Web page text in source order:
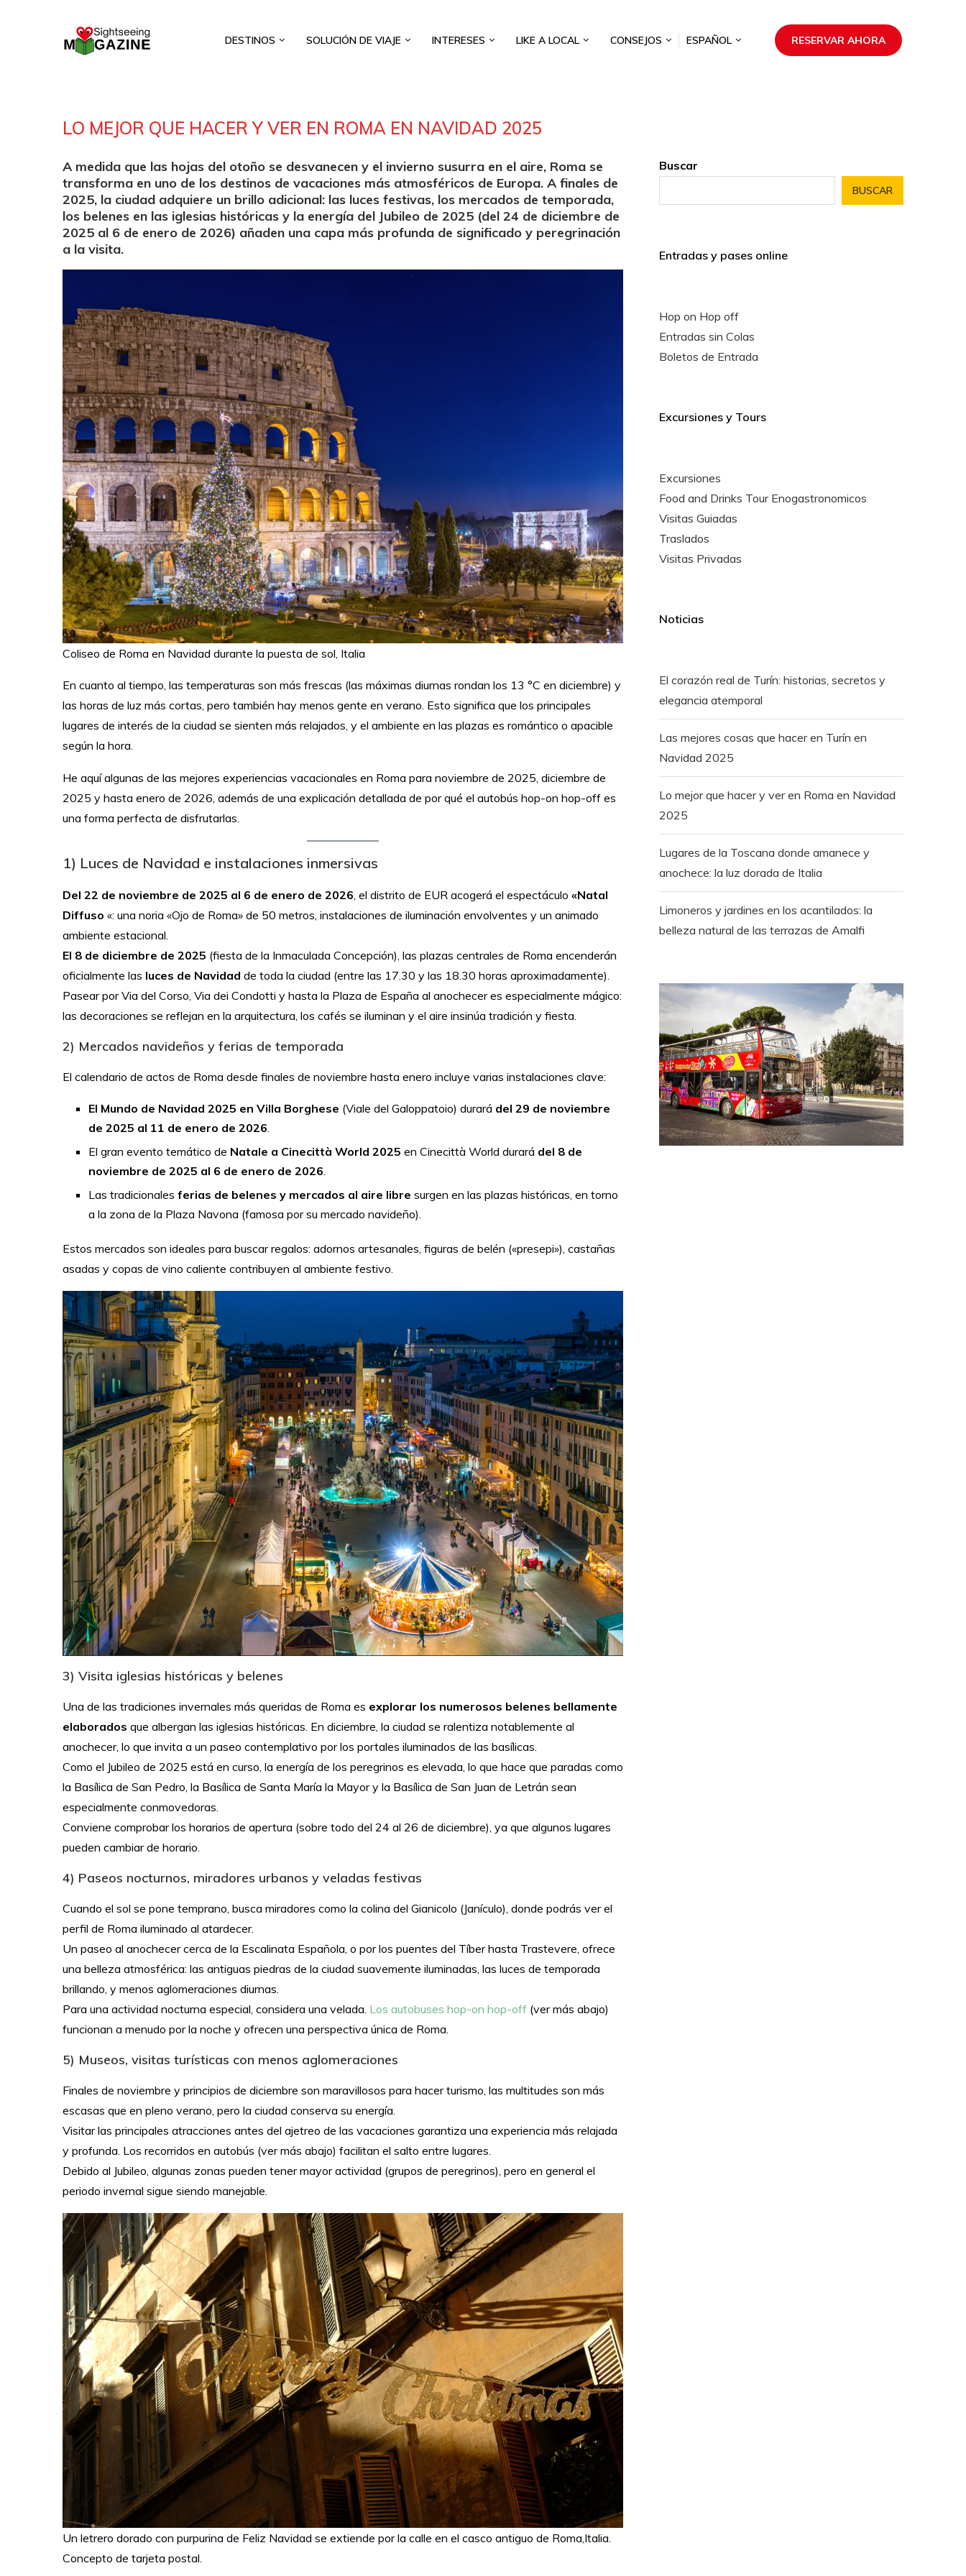
DESTINOS SOLUCIÓN DE VIAJE INTERESES LIKE A LOCAL CONSEJOS ESPAÑOL RESERVAR AHORA
LO MEJOR QUE HACER Y VER EN ROMA EN NAVIDAD 2025
A medida que las hojas del otoño se desvanecen y el invierno susurra en el aire, Roma se
transforma en uno de los destinos de vacaciones más atmosféricos de Europa. A finales de
2025, la ciudad adquiere un brillo adicional: las luces festivas, los mercados de temporada,
los belenes en las iglesias históricas y la energía del Jubileo de 2025 (del 24 de diciembre de
2025 al 6 de enero de 2026) añaden una capa más profunda de significado y peregrinación
a la visita.
Coliseo de Roma en Navidad durante la puesta de sol, Italia
En cuanto al tiempo, las temperaturas son más frescas (las máximas diurnas rondan los 13 °C en diciembre) y
las horas de luz más cortas, pero también hay menos gente en verano. Esto significa que los principales
lugares de interés de la ciudad se sienten más relajados, y el ambiente en las plazas es romántico o apacible
según la hora.
He aquí algunas de las mejores experiencias vacacionales en Roma para noviembre de 2025, diciembre de
2025 y hasta enero de 2026, además de una explicación detallada de por qué el autobús hop-on hop-off es
una forma perfecta de disfrutarlas.
1) Luces de Navidad e instalaciones inmersivas
Del 22 de noviembre de 2025 al 6 de enero de 2026, el distrito de EUR acogerá el espectáculo «Natal
Diffuso «: una noria «Ojo de Roma» de 50 metros, instalaciones de iluminación envolventes y un animado
ambiente estacional.
El 8 de diciembre de 2025 (fiesta de la Inmaculada Concepción), las plazas centrales de Roma encenderán
oficialmente las luces de Navidad de toda la ciudad (entre las 17.30 y las 18.30 horas aproximadamente).
Pasear por Via del Corso, Via dei Condotti y hasta la Plaza de España al anochecer es especialmente mágico:
las decoraciones se reflejan en la arquitectura, los cafés se iluminan y el aire insinúa tradición y fiesta.
2) Mercados navideños y ferias de temporada
El calendario de actos de Roma desde finales de noviembre hasta enero incluye varias instalaciones clave:
El Mundo de Navidad 2025 en Villa Borghese (Viale del Galoppatoio) durará del 29 de noviembre
de 2025 al 11 de enero de 2026.
El gran evento temático de Natale a Cinecittà World 2025 en Cinecittà World durará del 8 de
noviembre de 2025 al 6 de enero de 2026.
Las tradicionales ferias de belenes y mercados al aire libre surgen en las plazas históricas, en torno
a la zona de la Plaza Navona (famosa por su mercado navideño).
Estos mercados son ideales para buscar regalos: adornos artesanales, figuras de belén («presepi»), castañas
asadas y copas de vino caliente contribuyen al ambiente festivo.
3) Visita iglesias históricas y belenes
Una de las tradiciones invernales más queridas de Roma es explorar los numerosos belenes bellamente
elaborados que albergan las iglesias históricas. En diciembre, la ciudad se ralentiza notablemente al
anochecer, lo que invita a un paseo contemplativo por los portales iluminados de las basílicas.
Como el Jubileo de 2025 está en curso, la energía de los peregrinos es elevada, lo que hace que paradas como
la Basílica de San Pedro, la Basílica de Santa María la Mayor y la Basílica de San Juan de Letrán sean
especialmente conmovedoras.
Conviene comprobar los horarios de apertura (sobre todo del 24 al 26 de diciembre), ya que algunos lugares
pueden cambiar de horario.
4) Paseos nocturnos, miradores urbanos y veladas festivas
Cuando el sol se pone temprano, busca miradores como la colina del Gianicolo (Janículo), donde podrás ver el
perfil de Roma iluminado al atardecer.
Un paseo al anochecer cerca de la Escalinata Española, o por los puentes del Tíber hasta Trastevere, ofrece
una belleza atmosférica: las antiguas piedras de la ciudad suavemente iluminadas, las luces de temporada
brillando, y menos aglomeraciones diurnas.
Para una actividad nocturna especial, considera una velada. Los autobuses hop-on hop-off (ver más abajo)
funcionan a menudo por la noche y ofrecen una perspectiva única de Roma.
5) Museos, visitas turísticas con menos aglomeraciones
Finales de noviembre y principios de diciembre son maravillosos para hacer turismo, las multitudes son más
escasas que en pleno verano, pero la ciudad conserva su energía.
Visitar las principales atracciones antes del ajetreo de las vacaciones garantiza una experiencia más relajada
y profunda. Los recorridos en autobús (ver más abajo) facilitan el salto entre lugares.
Debido al Jubileo, algunas zonas pueden tener mayor actividad (grupos de peregrinos), pero en general el
periodo invernal sigue siendo manejable.
Un letrero dorado con purpurina de Feliz Navidad se extiende por la calle en el casco antiguo de Roma,Italia.
Concepto de tarjeta postal.
Buscar
BUSCAR
Entradas y pases online
Hop on Hop off
Entradas sin Colas
Boletos de Entrada
Excursiones y Tours
Excursiones
Food and Drinks Tour Enogastronomicos
Visitas Guiadas
Traslados
Visitas Privadas
Noticias
El corazón real de Turín: historias, secretos y
elegancia atemporal
Las mejores cosas que hacer en Turín en
Navidad 2025
Lo mejor que hacer y ver en Roma en Navidad
2025
Lugares de la Toscana donde amanece y
anochece: la luz dorada de Italia
Limoneros y jardines en los acantilados: la
belleza natural de las terrazas de Amalfi